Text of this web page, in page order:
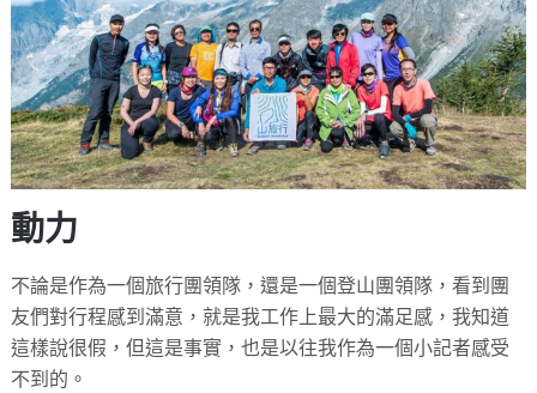
動力
不論是作為一個旅行團領隊，還是一個登山團領隊，看到團
友們對行程感到滿意，就是我工作上最大的滿足感，我知道
這樣說很假，但這是事實，也是以往我作為一個小記者感受
不到的。